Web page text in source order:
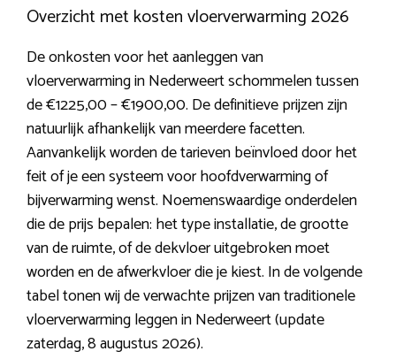
Overzicht met kosten vloerverwarming 2026
De onkosten voor het aanleggen van
vloerverwarming in Nederweert schommelen tussen
de €1225,00 – €1900,00. De definitieve prijzen zijn
natuurlijk afhankelijk van meerdere facetten.
Aanvankelijk worden de tarieven beïnvloed door het
feit of je een systeem voor hoofdverwarming of
bijverwarming wenst. Noemenswaardige onderdelen
die de prijs bepalen: het type installatie, de grootte
van de ruimte, of de dekvloer uitgebroken moet
worden en de afwerkvloer die je kiest. In de volgende
tabel tonen wij de verwachte prijzen van traditionele
vloerverwarming leggen in Nederweert (update
zaterdag, 8 augustus 2026).